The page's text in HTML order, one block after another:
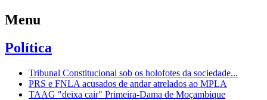
Menu
Política
Tribunal Constitucional sob os holofotes da sociedade...
PRS e FNLA acusados de andar atrelados ao MPLA
TAAG "deixa cair" Primeira-Dama de Moçambique